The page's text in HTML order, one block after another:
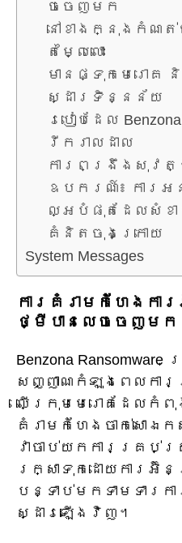
ចចេញមក
នៅខាងក្នុងកំណត់
តម្លៃលោះ
មានផ្ទុកមេរោគ
ស្ដារទិន្នន័យ
របៀបដែល Benzona
រីករាលដាល
ការពង្រឹងសុវត្
ឧបករណ៍៖ ការ
ល្អបំផុតដែលសំខ
គំនិតចុងក្រោយ
System Messages
ការគំរាមកំហែងក
ថ្មីបានលេចចេញមក
Benzona
សញ្ញាណ​កំឡុង​ពេល​ការ​
លើ​ក្រុម​មេរោគ​ដែល​កំពុ
គំរាមកំហែងចាក់សោឯក
វាចាប់យកការគ្រប់
រក្សាទុកដោយការអ៊ិន
បន្ទាប់មកទាមទារក
ស្ដារឡើងវិញ។